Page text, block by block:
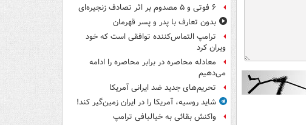
۶ فوتی و ۵ مصدوم بر اثر تصادف زنجیره‌ای
بدون تعارف با پدر و پسر قهرمان
ترامپ التماس‌کننده توافقی است که خود
ویران کرد
معادله محاصره در برابر محاصره را ادامه
می‌دهیم
تحریم‌های جدید ضد ایرانی آمریکا
شاید روسیه، آمریکا را در ایران زمین‌گیر کند!
واکنش بقائی به خیالبافی ترامپ